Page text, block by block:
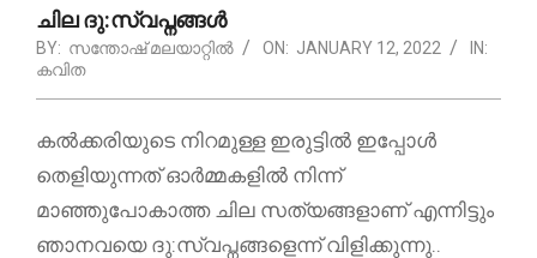
ചില ദു:സ്വപ്നങ്ങൾ
BY: സന്തോഷ് മലയാറ്റിൽ ON: JANUARY 12, 2022
IN:
കവിത
കൽക്കരിയുടെ നിറമുള്ള ഇരുട്ടിൽ ഇപ്പോൾ
തെളിയുന്നത് ഓർമ്മകളിൽ നിന്ന്
മാഞ്ഞുപോകാത്ത ചില സത്യങ്ങളാണ് എന്നിട്ടും
ഞാനവയെ ദു:സ്വപ്നങ്ങളെന്ന് വിളിക്കുന്നു..